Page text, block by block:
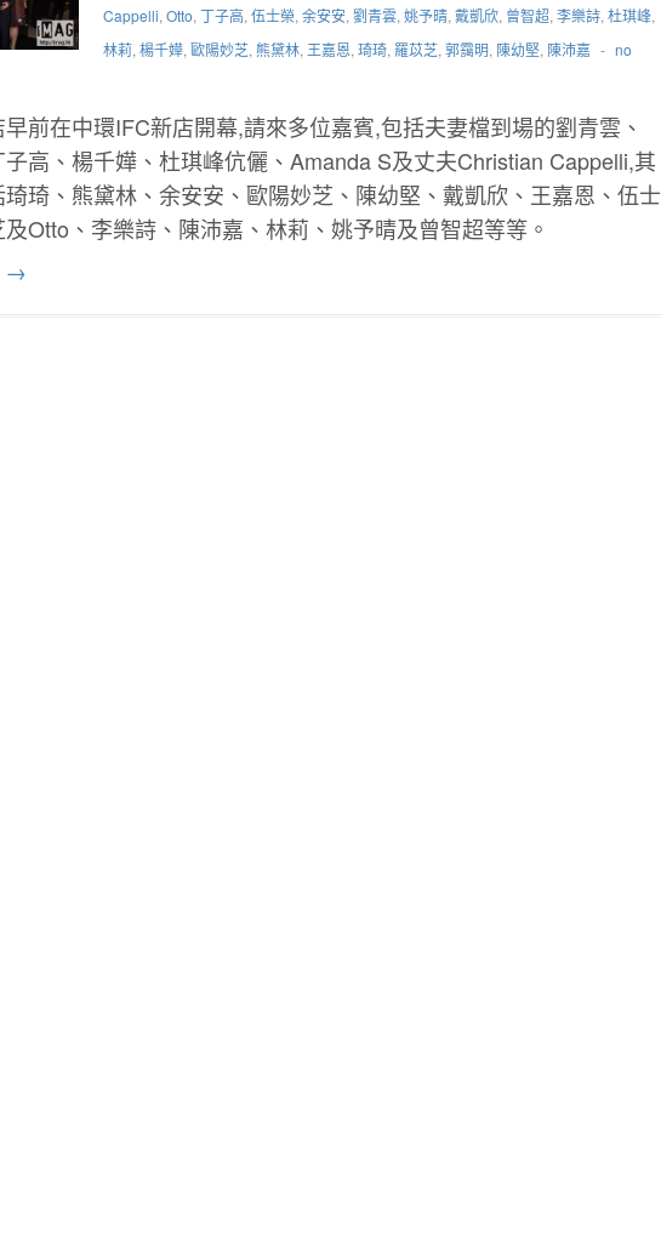
Cappelli, Otto, 丁子高, 伍士榮, 余安安, 劉青雲, 姚予晴, 戴凱欣, 曾智超, 李樂詩, 杜琪峰,
林莉, 楊千嬅, 歐陽妙芝, 熊黛林, 王嘉恩, 琦琦, 羅苡芝, 郭靄明, 陳幼堅, 陳沛嘉 - no
前在中環IFC新店開幕,請來多位嘉賓,包括夫妻檔到場的劉青雲、
高、楊千嬅、杜琪峰伉儷、Amanda S及丈夫Christian Cappelli,其
琦、熊黛林、余安安、歐陽妙芝、陳幼堅、戴凱欣、王嘉恩、伍士
Otto、李樂詩、陳沛嘉、林莉、姚予晴及曾智超等等。
→